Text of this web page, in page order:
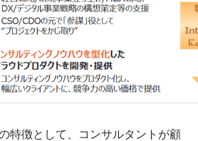
特徴として、コンサルタントが顧